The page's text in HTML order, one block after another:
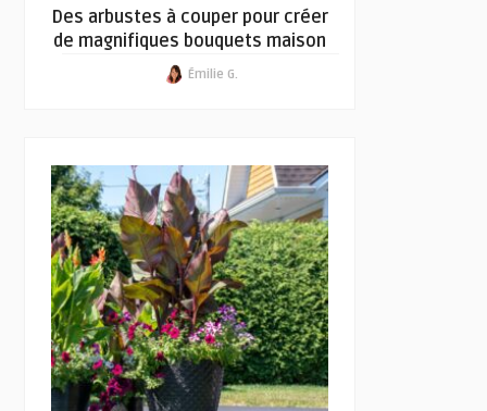
Des arbustes à couper pour créer
de magnifiques bouquets maison
Émilie G.